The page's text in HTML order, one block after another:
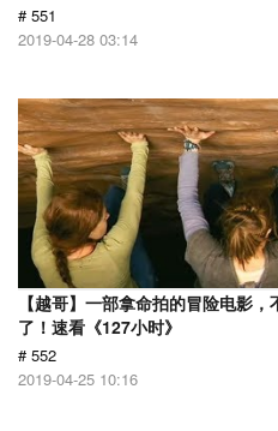
# 551
2019-04-28 03:14
【越哥】一部拿命拍的冒险电影
了！速看《127小时》
# 552
2019-04-25 10:16